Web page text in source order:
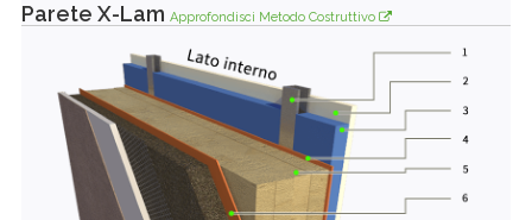
Parete X-Lam Approfondisci Metodo Costruttivo